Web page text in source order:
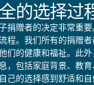
的选择过
捐赠者的决定非常重
程。我们所有的捐赠
们的健康和福祉。此
，包括家庭背景、教
己的选择感到舒适和自